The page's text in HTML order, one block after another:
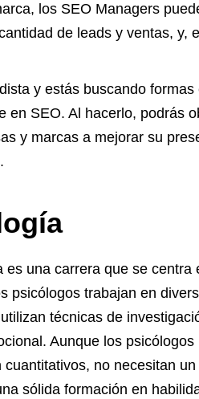
los SEO Managers
de leads y ventas, y,
y estás buscando
en SEO. Al hacerlo, podrás
y marcas a mejorar su
es una carrera que se
psicólogos trabajan en
técnicas de
Aunque los
cuantitativos, no necesitan
sólida formación en